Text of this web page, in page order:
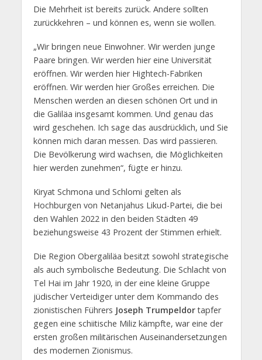
Die Mehrheit ist bereits zurück. Andere sollten
zurückkehren – und können es, wenn sie wollen.
„Wir bringen neue Einwohner. Wir werden junge
Paare bringen. Wir werden hier eine Universität
eröffnen. Wir werden hier Hightech-Fabriken
eröffnen. Wir werden hier Großes erreichen. Die
Menschen werden an diesen schönen Ort und in
die Galiläa insgesamt kommen. Und genau das
wird geschehen. Ich sage das ausdrücklich, und Sie
können mich daran messen. Das wird passieren.
Die Bevölkerung wird wachsen, die Möglichkeiten
hier werden zunehmen“, fügte er hinzu.
Kiryat Schmona und Schlomi gelten als
Hochburgen von Netanjahus Likud-Partei, die bei
den Wahlen 2022 in den beiden Städten 49
beziehungsweise 43 Prozent der Stimmen erhielt.
Die Region Obergaliläa besitzt sowohl strategische
als auch symbolische Bedeutung. Die Schlacht von
Tel Hai im Jahr 1920, in der eine kleine Gruppe
jüdischer Verteidiger unter dem Kommando des
zionistischen Führers Joseph Trumpeldortapfer
gegen eine schiitische Miliz kämpfte, war eine der
ersten großen militärischen Auseinandersetzungen
des modernen Zionismus.